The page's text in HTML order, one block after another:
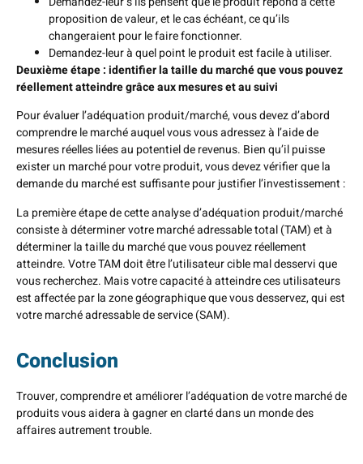
proposition de valeur, et le cas échéant, ce qu’ils
changeraient pour le faire fonctionner.
Demandez-leur à quel point le produit est facile à utiliser.
Deuxième étape : identifier la taille du marché que vous pouvez
réellement atteindre grâce aux mesures et au suivi
Pour évaluer l’adéquation produit/marché, vous devez d’abord
comprendre le marché auquel vous vous adressez à l’aide de
mesures réelles liées au potentiel de revenus. Bien qu’il puisse
exister un marché pour votre produit, vous devez vérifier que la
demande du marché est suffisante pour justifier l’investissement :
La première étape de cette analyse d’adéquation produit/marché
consiste à déterminer votre marché adressable total (TAM) et à
déterminer la taille du marché que vous pouvez réellement
atteindre. Votre TAM doit être l’utilisateur cible mal desservi que
vous recherchez. Mais votre capacité à atteindre ces utilisateurs
est affectée par la zone géographique que vous desservez, qui est
votre marché adressable de service (SAM).
Conclusion
Trouver, comprendre et améliorer l’adéquation de votre marché de
produits vous aidera à gagner en clarté dans un monde des
affaires autrement trouble.